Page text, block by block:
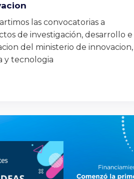
las convocatorias a
de investigación, desarrollo e
del ministerio de innovacion,
y tecnologia